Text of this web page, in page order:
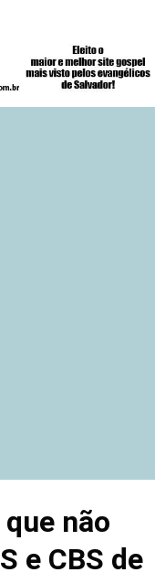
não
e CBS de